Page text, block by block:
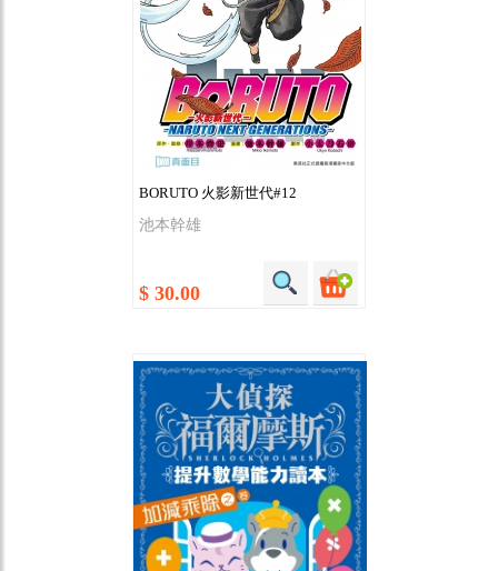
BORUTO 火影新世代#12
池本幹雄
$ 30.00